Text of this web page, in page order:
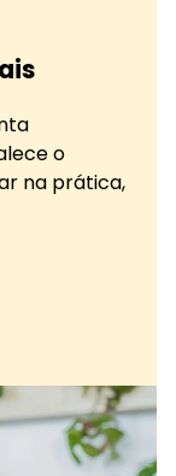
o
na prática,